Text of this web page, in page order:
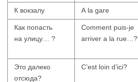
К вокзалу A la gare
Как попасть
на улицу… ?
Comment puis-je
arriver a la rue…?
Это далеко
отсюда?
C’est loin d’ici?